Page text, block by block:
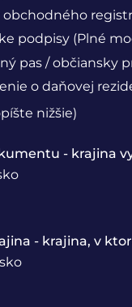
obchodného
podpisy (Plné
pas / občiansky
o daňovej
nižšie)
- krajina
- krajina, v